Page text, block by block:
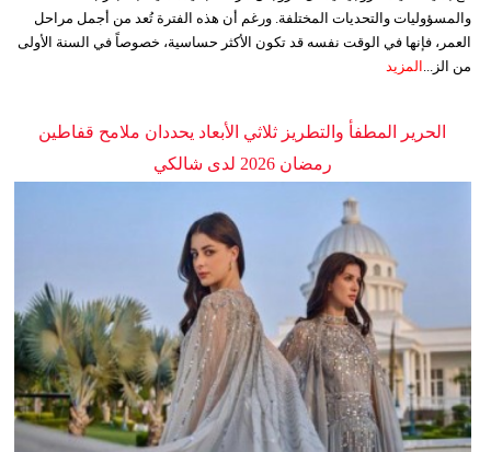
والمسؤوليات والتحديات المختلفة. ورغم أن هذه الفترة تُعد من أجمل مراحل
العمر، فإنها في الوقت نفسه قد تكون الأكثر حساسية، خصوصاً في السنة الأولى
من الز...
المزيد
الحرير المطفأ والتطريز ثلاثي الأبعاد يحددان ملامح قفاطين
رمضان 2026 لدى شالكي